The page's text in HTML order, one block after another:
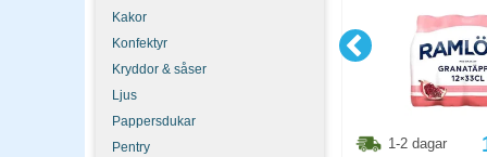
Kakor
Konfektyr
Kryddor & såser
Ljus
Pappersdukar
Pentry1-2 dagar 1-2 dagar